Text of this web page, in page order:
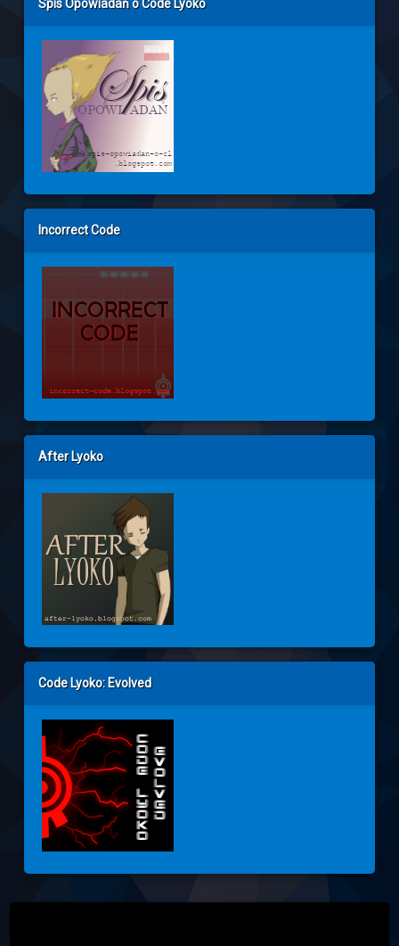
Spis Opowiadań o Code Lyoko
Incorrect Code
After Lyoko
Code Lyoko: Evolved